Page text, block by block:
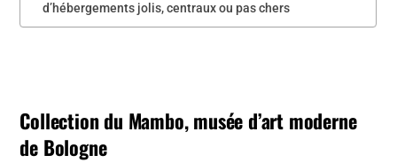
d’hébergements jolis, centraux ou pas chers
Collection du Mambo, musée d’art moderne
de Bologne